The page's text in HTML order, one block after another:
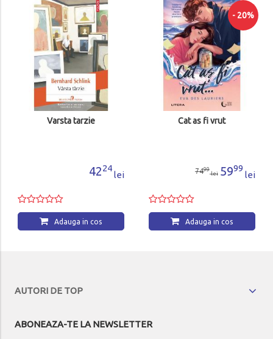
Varsta tarzie
4224
lei
Adauga in cos
- 20%
Cat as fi vrut
7499
lei 5999
lei
Adauga in cos
AUTORI DE TOP
ABONEAZA-TE LA NEWSLETTER